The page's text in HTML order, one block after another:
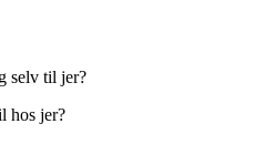
selv til jer?
hos jer?